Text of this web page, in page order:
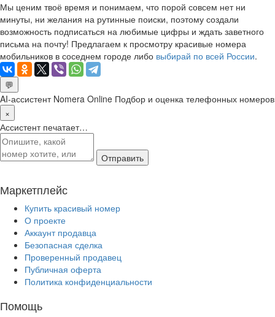
Мы ценим твоё время и понимаем, что порой совсем нет ни
минуты, ни желания на рутинные поиски, поэтому создали
возможность подписаться на любимые цифры и ждать заветного
письма на почту! Предлагаем к просмотру красивые номера
мобильников в соседнем городе либо выбирай по всей России.
💬
AI-ассистент Nomera Online Подбор и оценка телефонных номеров
×
Ассистент печатает…
Отправить
Маркетплейс
Купить красивый номер
О проекте
Аккаунт продавца
Безопасная сделка
Проверенный продавец
Публичная оферта
Политика конфиденциальности
Помощь